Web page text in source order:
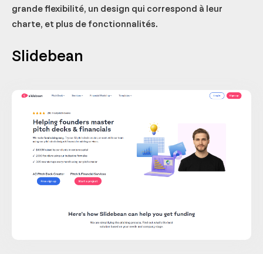
grande flexibilité, un design qui correspond à leur
charte, et plus de fonctionnalités.
Slidebean